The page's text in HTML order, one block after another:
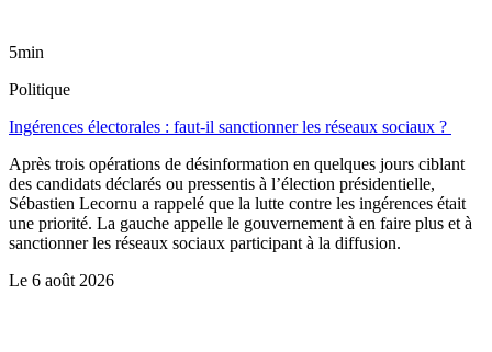
5min
Politique
Ingérences électorales : faut-il sanctionner les réseaux sociaux ?
Après trois opérations de désinformation en quelques jours ciblant
des candidats déclarés ou pressentis à l’élection présidentielle,
Sébastien Lecornu a rappelé que la lutte contre les ingérences était
une priorité. La gauche appelle le gouvernement à en faire plus et à
sanctionner les réseaux sociaux participant à la diffusion.
Le 6 août 2026